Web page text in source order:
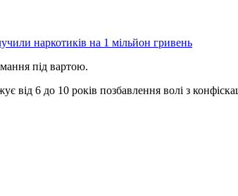
наркотиків на 1 мільйон гривень
під вартою.
від 6 до 10 років позбавлення волі з